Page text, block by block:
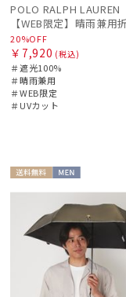
POLO RALPH LAUREN
20%OFF
￥7,920 (税込)
＃遮光100%
＃晴雨兼用
＃WEB限定
＃UVカット